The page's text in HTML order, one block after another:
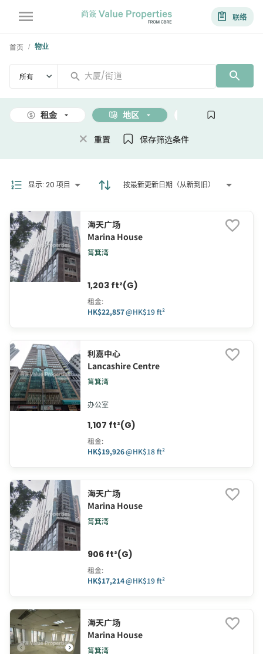
联络
首页 / 物业
所有
租金 地区 面积
重置 保存筛选条件
显示: 20 项目 按最新更新日期（从新到旧）
海天广场
Marina House
筲箕湾
1,203 ft²(G)
租金:
HK$22,857@HK$19 ft²
利嘉中心
Lancashire Centre
筲箕湾
办公室
1,107 ft²(G)
租金:
HK$19,926@HK$18 ft²
海天广场
Marina House
筲箕湾
906 ft²(G)
租金:
HK$17,214@HK$19 ft²
海天广场
Marina House
筲箕湾